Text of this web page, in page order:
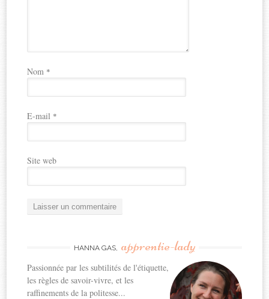
Nom *
E-mail *
Site web
HANNA GAS, apprentie-lady
Passionnée par les subtilités de l'étiquette,
les règles de savoir-vivre, et les
raffinements de la politesse...